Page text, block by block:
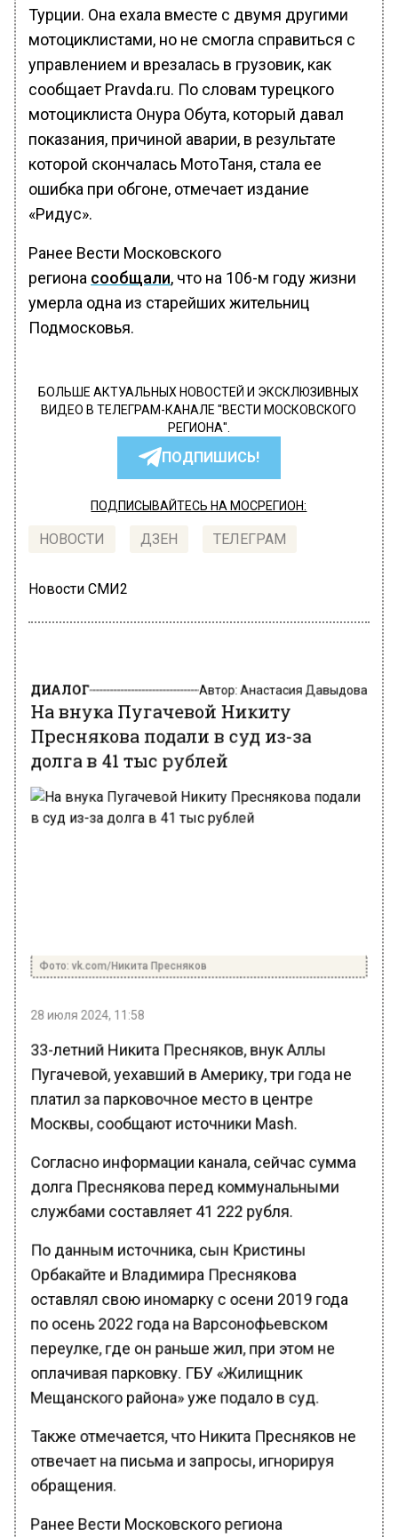
Турции. Она ехала вместе с двумя другими
мотоциклистами, но не смогла справиться с
управлением и врезалась в грузовик, как
сообщает Pravda.ru. По словам турецкого
мотоциклиста Онура Обута, который давал
показания, причиной аварии, в результате
которой скончалась МотоТаня, стала ее
ошибка при обгоне, отмечает издание
«Ридус».
Ранее Вести Московского
региона сообщали, что на 106-м году жизни
умерла одна из старейших жительниц
Подмосковья.
БОЛЬШЕ АКТУАЛЬНЫХ НОВОСТЕЙ И ЭКСКЛЮЗИВНЫХ
ВИДЕО В ТЕЛЕГРАМ-КАНАЛЕ "ВЕСТИ МОСКОВСКОГО
РЕГИОНА".
ПОДПИШИСЬ!
ПОДПИСЫВАЙТЕСЬ НА МОСРЕГИОН:
НОВОСТИ ДЗЕН ТЕЛЕГРАМ
Новости СМИ2
ДИАЛОГ Автор: Анастасия Давыдова
На внука Пугачевой Никиту
Преснякова подали в суд из-за
долга в 41 тыс рублей
Фото: vk.com/Никита Пресняков
28 июля 2024, 11:58
33-летний Никита Пресняков, внук Аллы
Пугачевой, уехавший в Америку, три года не
платил за парковочное место в центре
Москвы, сообщают источники Mash.
Согласно информации канала, сейчас сумма
долга Преснякова перед коммунальными
службами составляет 41 222 рубля.
По данным источника, сын Кристины
Орбакайте и Владимира Преснякова
оставлял свою иномарку с осени 2019 года
по осень 2022 года на Варсонофьевском
переулке, где он раньше жил, при этом не
оплачивая парковку. ГБУ «Жилищник
Мещанского района» уже подало в суд.
Также отмечается, что Никита Пресняков не
отвечает на письма и запросы, игнорируя
обращения.
Ранее Вести Московского региона